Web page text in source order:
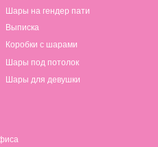
Шары на гендер пати
Выписка
Коробки с шарами
Шары под потолок
Шары для девушки